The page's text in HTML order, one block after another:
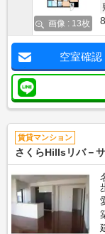
画像 : 13枚
空室確認
賃貸マンション
さくらHillsリバ－